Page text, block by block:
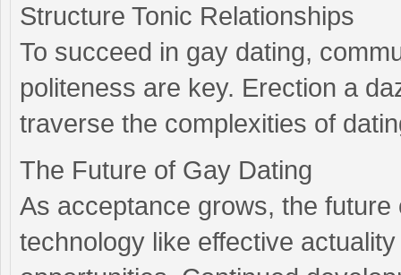
Structure Tonic Relationships
To succeed in gay dating,
politeness are key. Erection a
traverse the complexities of
The Future of Gay Dating
As acceptance grows, the
technology like effective